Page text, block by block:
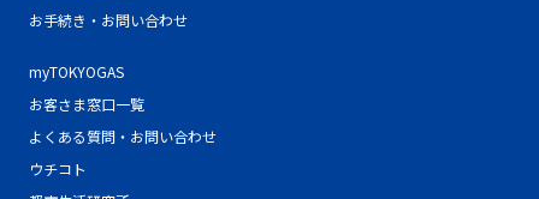
お手続き・お問い合わせ
myTOKYOGAS
お客さま窓口一覧
よくある質問・お問い合わせ
ウチコト